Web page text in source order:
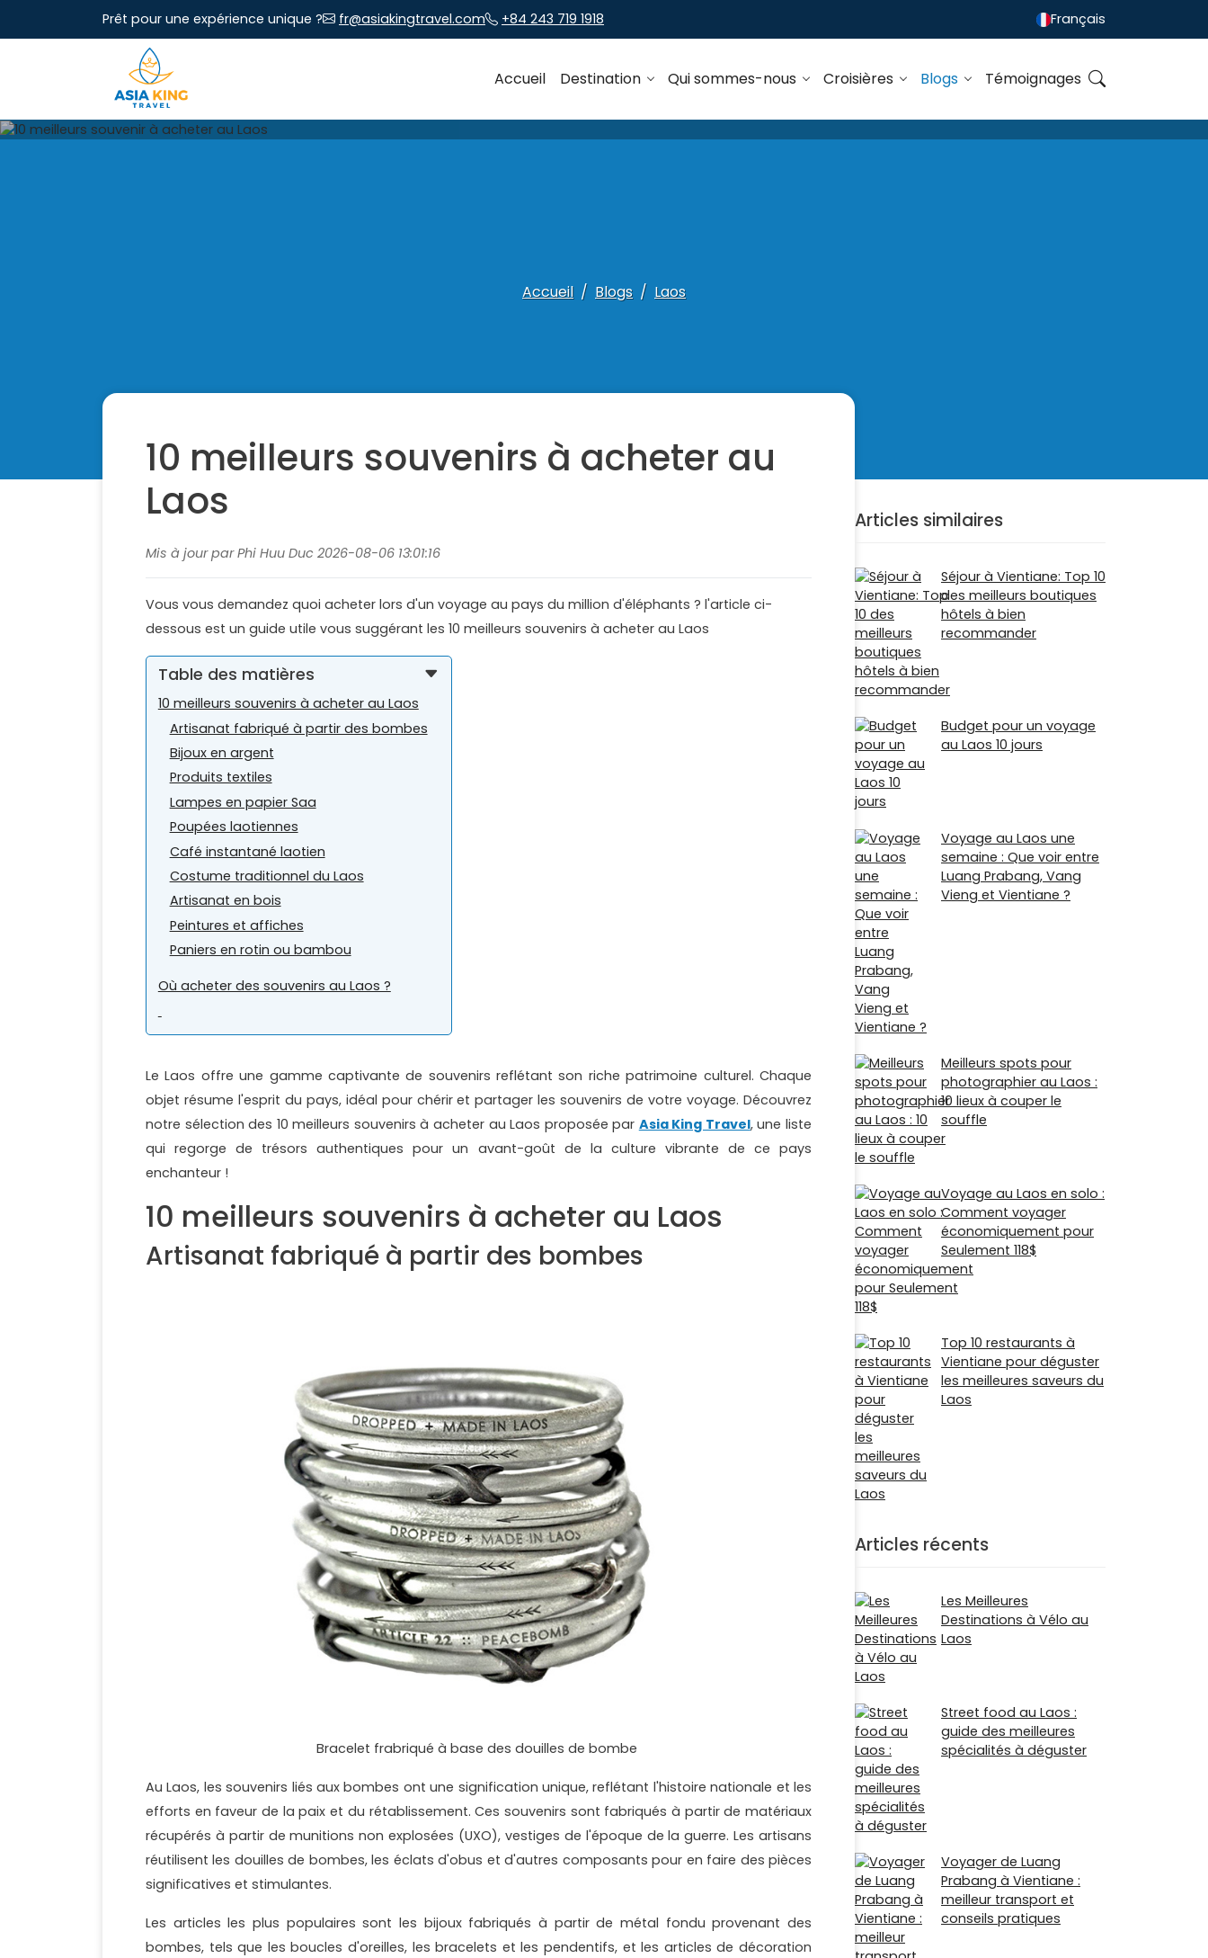
Prêt pour une expérience unique ? fr@asiakingtravel.com +84 243 719 1918 Français
Accueil Destination Qui sommes-nous Croisières Blogs Témoignages
Accueil Blogs Laos
10 meilleurs souvenirs à acheter au
Laos
Mis à jour par Phi Huu Duc 2026-08-06 13:01:16
Vous vous demandez quoi acheter lors d'un voyage au pays du million d'éléphants ? l'article ci-
dessous est un guide utile vous suggérant les 10 meilleurs souvenirs à acheter au Laos
Table des matières
10 meilleurs souvenirs à acheter au Laos
Artisanat fabriqué à partir des bombes
Bijoux en argent
Produits textiles
Lampes en papier Saa
Poupées laotiennes
Café instantané laotien
Costume traditionnel du Laos
Artisanat en bois
Peintures et affiches
Paniers en rotin ou bambou
Où acheter des souvenirs au Laos ?
Le Laos offre une gamme captivante de souvenirs reflétant son riche patrimoine culturel. Chaque
objet résume l'esprit du pays, idéal pour chérir et partager les souvenirs de votre voyage. Découvrez
notre sélection des 10 meilleurs souvenirs à acheter au Laos proposée par Asia King Travel, une liste
qui regorge de trésors authentiques pour un avant-goût de la culture vibrante de ce pays
enchanteur !
10 meilleurs souvenirs à acheter au Laos
Artisanat fabriqué à partir des bombes
Bracelet frabriqué à base des douilles de bombe
Au Laos, les souvenirs liés aux bombes ont une signification unique, reflétant l'histoire nationale et les
efforts en faveur de la paix et du rétablissement. Ces souvenirs sont fabriqués à partir de matériaux
récupérés à partir de munitions non explosées (UXO), vestiges de l'époque de la guerre. Les artisans
réutilisent les douilles de bombes, les éclats d'obus et d'autres composants pour en faire des pièces
significatives et stimulantes.
Les articles les plus populaires sont les bijoux fabriqués à partir de métal fondu provenant des
bombes, tels que les boucles d'oreilles, les bracelets et les pendentifs, et les articles de décoration
Articles similaires
Séjour à Vientiane: Top 10
des meilleurs boutiques
hôtels à bien
recommander
Budget pour un voyage
au Laos 10 jours
Voyage au Laos une
semaine : Que voir entre
Luang Prabang, Vang
Vieng et Vientiane ?
Meilleurs spots pour
photographier au Laos :
10 lieux à couper le
souffle
Voyage au Laos en solo :
Comment voyager
économiquement pour
Seulement 118$
Top 10 restaurants à
Vientiane pour déguster
les meilleures saveurs du
Laos
Articles récents
Les Meilleures
Destinations à Vélo au
Laos
Street food au Laos :
guide des meilleures
spécialités à déguster
Voyager de Luang
Prabang à Vientiane :
meilleur transport et
conseils pratiques